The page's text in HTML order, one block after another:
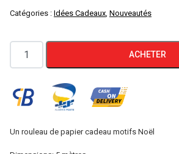
Catégories : Idées Cadeaux, Nouveautés
quantité
de
cadeau
ACHETER
Un rouleau de papier cadeau motifs Noël